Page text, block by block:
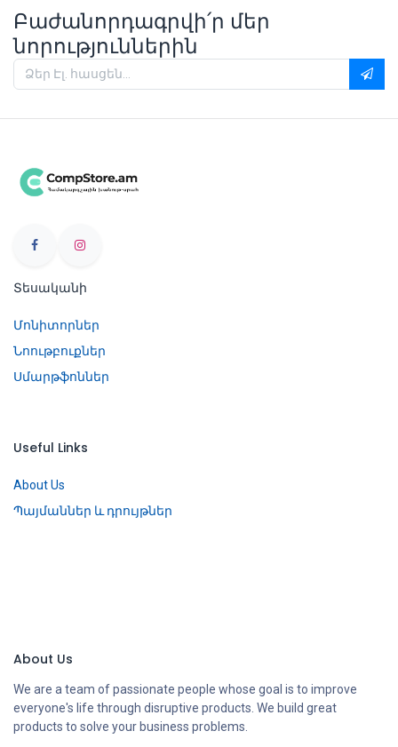
Բաժանորդագրվի՛ր մեր
նորություններին
Տեսականի
Մոնիտորներ
Նոութբուքներ
Սմարթֆոններ
Useful Links
About Us
Պայմաններ և դրույթներ
About Us
We are a team of passionate people whose goal is to improve
everyone's life through disruptive products. We build great
products to solve your business problems.